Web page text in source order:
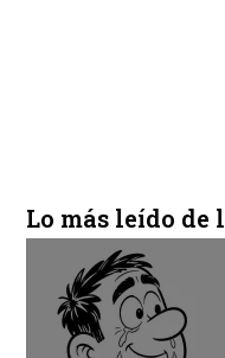
Lo más leído de